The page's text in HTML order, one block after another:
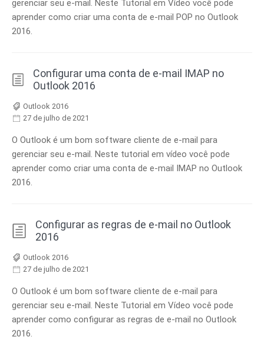
gerenciar seu e-mail. Neste Tutorial em Vídeo você pode
aprender como criar uma conta de e-mail POP no Outlook
2016.
Configurar uma conta de e-mail IMAP no
Outlook 2016
Outlook 2016
27 de julho de 2021
O Outlook é um bom software cliente de e-mail para
gerenciar seu e-mail. Neste tutorial em vídeo você pode
aprender como criar uma conta de e-mail IMAP no Outlook
2016.
Configurar as regras de e-mail no Outlook
2016
Outlook 2016
27 de julho de 2021
O Outlook é um bom software cliente de e-mail para
gerenciar seu e-mail. Neste Tutorial em Vídeo você pode
aprender como configurar as regras de e-mail no Outlook
2016.